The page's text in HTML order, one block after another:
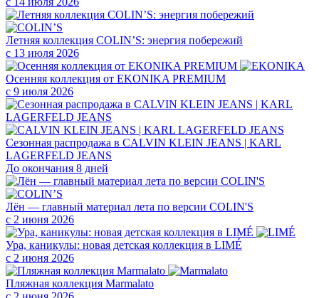
Летняя коллекция COLIN’S: энергия побережий
с 13 июля 2026
Осенняя коллекция от EKONIKA PREMIUM
с 9 июля 2026
Сезонная распродажа в CALVIN KLEIN JEANS | KARL
LAGERFELD JEANS
До окончания 8 дней
Лён — главный материал лета по версии COLIN'S
с 2 июня 2026
Ура, каникулы: новая детская коллекция в LIMÉ
с 2 июня 2026
Пляжная коллекция Marmalato